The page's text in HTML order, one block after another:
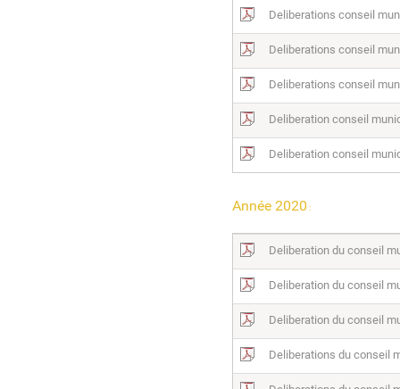
Deliberations conseil
Deliberations conseil
Deliberations conseil
Deliberation conseil
Deliberation conseil
Année 2020 :
Deliberation du conseil
Deliberation du conseil
Deliberation du conseil
Deliberations du conseil